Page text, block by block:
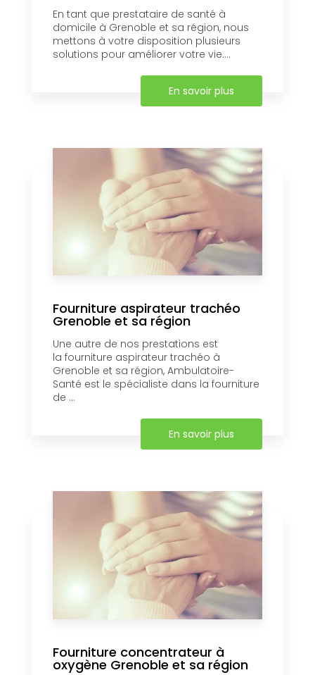
En tant que prestataire de santé à
domicile à Grenoble et sa région, nous
mettons à votre disposition plusieurs
solutions pour améliorer votre vie....
En savoir plus
Fourniture aspirateur trachéo
Grenoble et sa région
Une autre de nos prestations est
la fourniture aspirateur trachéo à
Grenoble et sa région, Ambulatoire-
Santé est le spécialiste dans la fourniture
de ...
En savoir plus
Fourniture concentrateur à
oxygène Grenoble et sa région